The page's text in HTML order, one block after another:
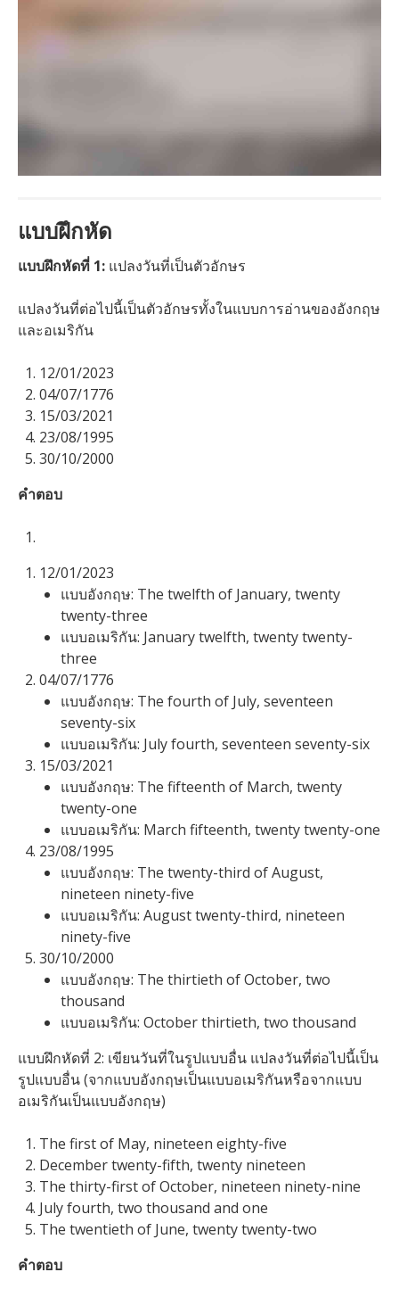
แบบฝึกหัด
แบบฝึกหัดที่ 1: แปลงวันที่เป็นตัวอักษร
แปลงวันที่ต่อไปนี้เป็นตัวอักษรทั้งในแบบการอ่านของอังกฤษ
และอเมริกัน
12/01/2023
04/07/1776
15/03/2021
23/08/1995
30/10/2000
คำตอบ
12/01/2023
แบบอังกฤษ: The twelfth of January, twenty
twenty-three
แบบอเมริกัน: January twelfth, twenty twenty-
three
04/07/1776
แบบอังกฤษ: The fourth of July, seventeen
seventy-six
แบบอเมริกัน: July fourth, seventeen seventy-six
15/03/2021
แบบอังกฤษ: The fifteenth of March, twenty
twenty-one
แบบอเมริกัน: March fifteenth, twenty twenty-one
23/08/1995
แบบอังกฤษ: The twenty-third of August,
nineteen ninety-five
แบบอเมริกัน: August twenty-third, nineteen
ninety-five
30/10/2000
แบบอังกฤษ: The thirtieth of October, two
thousand
แบบอเมริกัน: October thirtieth, two thousand
แบบฝึกหัดที่ 2: เขียนวันที่ในรูปแบบอื่น แปลงวันที่ต่อไปนี้เป็น
รูปแบบอื่น (จากแบบอังกฤษเป็นแบบอเมริกันหรือจากแบบ
อเมริกันเป็นแบบอังกฤษ)
The first of May, nineteen eighty-five
December twenty-fifth, twenty nineteen
The thirty-first of October, nineteen ninety-nine
July fourth, two thousand and one
The twentieth of June, twenty twenty-two
คำตอบ